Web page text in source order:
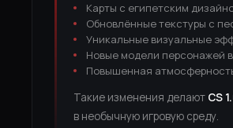
Карты с египетским
Обновлённые текстуры с
Уникальные визуальные
Новые модели персонажей
Повышенная
Такие изменения делают CS
в необычную игровую среду.